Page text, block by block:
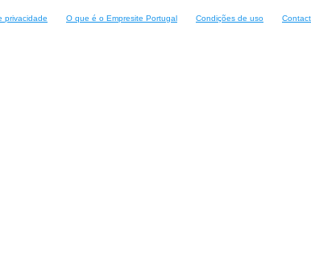
privacidade O que é o Empresite Portugal Condições de uso